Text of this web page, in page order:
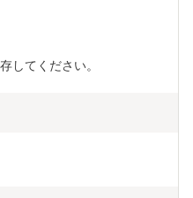
してください。